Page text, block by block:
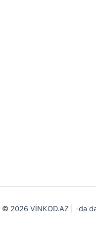
© 2026 VİNKOD.AZ | -da